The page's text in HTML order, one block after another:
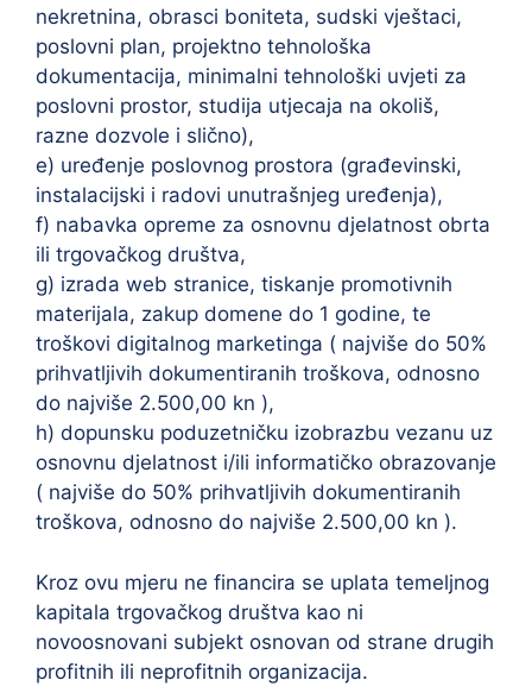
nekretnina, obrasci boniteta, sudski vještaci,
poslovni plan, projektno tehnološka
dokumentacija, minimalni tehnološki uvjeti za
poslovni prostor, studija utjecaja na okoliš,
razne dozvole i slično),
e) uređenje poslovnog prostora (građevinski,
instalacijski i radovi unutrašnjeg uređenja),
f) nabavka opreme za osnovnu djelatnost obrta
ili trgovačkog društva,
g) izrada web stranice, tiskanje promotivnih
materijala, zakup domene do 1 godine, te
troškovi digitalnog marketinga ( najviše do 50%
prihvatljivih dokumentiranih troškova, odnosno
do najviše 2.500,00 kn ),
h) dopunsku poduzetničku izobrazbu vezanu uz
osnovnu djelatnost i/ili informatičko obrazovanje
( najviše do 50% prihvatljivih dokumentiranih
troškova, odnosno do najviše 2.500,00 kn ).
Kroz ovu mjeru ne financira se uplata temeljnog
kapitala trgovačkog društva kao ni
novoosnovani subjekt osnovan od strane drugih
profitnih ili neprofitnih organizacija.